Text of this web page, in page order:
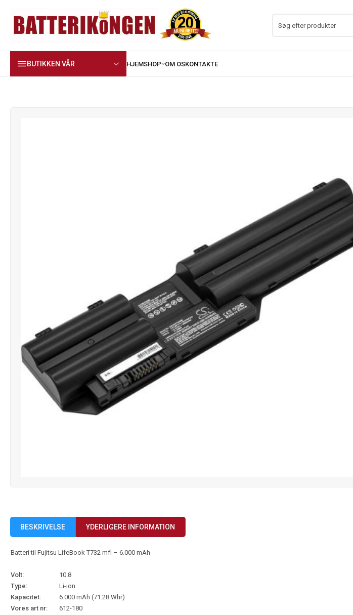
BUTIKKEN VÅR
BESKRIVELSE YDERLIGERE INFORMATION
Batteri til Fujitsu LifeBook T732 mfl – 6.000 mAh
Volt:
10.8
Type:
Li-ion
Kapacitet:
6.000 mAh (71.28 Whr)
Vores art nr:
612-180